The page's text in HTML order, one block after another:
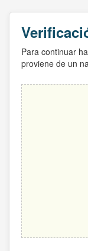
Para continuar
proviene de un